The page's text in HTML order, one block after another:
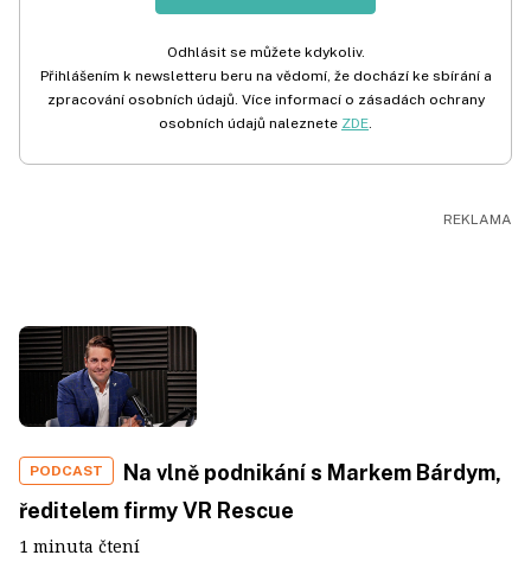
Odhlásit se můžete kdykoliv.
Přihlášením k newsletteru beru na vědomí, že dochází ke sbírání a
zpracování osobních údajů. Více informací o zásadách ochrany
osobních údajů naleznete ZDE.
PODCAST
Na vlně podnikání s Markem Bárdym,
ředitelem firmy VR Rescue
1 minuta čtení